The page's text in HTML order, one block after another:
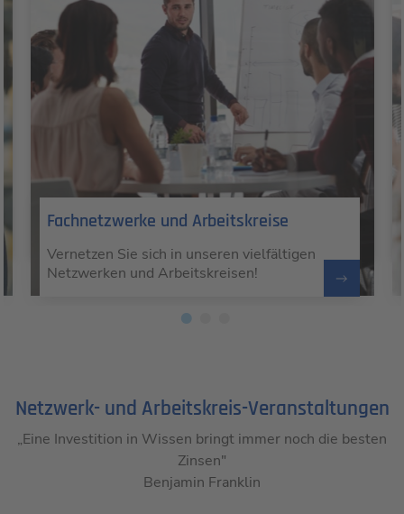
Bezirksgruppen
mit Ingenieuren aus Ihrer Nähe
zusammen!
Netzwerk- und Arbeitskreis-Veranstaltungen
„Eine Investition in Wissen bringt immer noch die besten
Zinsen"
Benjamin Franklin